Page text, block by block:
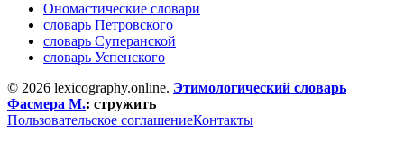
Ономастические словари
словарь Петровского
словарь Суперанской
словарь Успенского
© 2026 lexicography.online. Этимологический словарь
Фасмера М.: стружить
Пользовательское соглашениеКонтакты